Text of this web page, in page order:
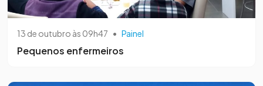
13 de outubro às 09h47 • Painel
Pequenos enfermeiros